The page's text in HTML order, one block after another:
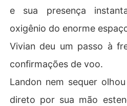
gritar de dor e me jogaram em
Quando quase me afoguei,
o por envergonhá-lo na festa e
sto ensanguentado.
Quatro anos de lealdade
m animal que podia ser
e sua presença
oxigênio do enorme
Vivian deu um passo à
confirmações de voo.
Landon nem sequer
direto por sua mão